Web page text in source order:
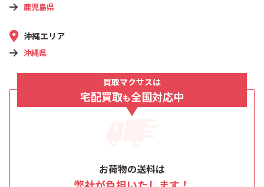
鹿児島県
沖縄エリア
沖縄県
買取マクサスは
宅配買取も全国対応中
お荷物の送料は